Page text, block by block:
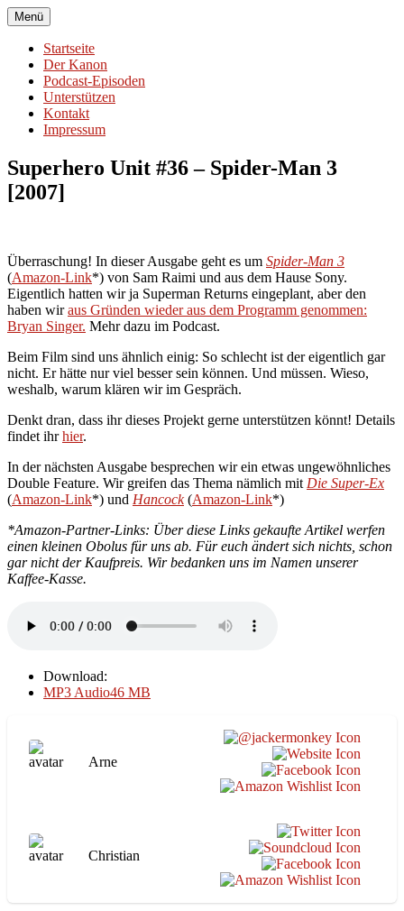
Zum
Inhalt
springen
Superhero Unit
Auf der Suche nach dem Superhelden-Genre
Menü
Startseite
Der Kanon
Podcast-Episoden
Unterstützen
Kontakt
Impressum
Superhero Unit #36 – Spider-Man 3
[2007]
Überraschung! In dieser Ausgabe geht es um Spider-Man 3
(Amazon-Link*) von Sam Raimi und aus dem Hause Sony.
Eigentlich hatten wir ja Superman Returns eingeplant, aber den
haben wiraus Gründen wieder aus dem Programm genommen:
Bryan Singer. Mehr dazu im Podcast.
Beim Film sind uns ähnlich einig: So schlecht ist der eigentlich gar
nicht. Er hätte nur viel besser sein können. Und müssen. Wieso,
weshalb, warum klären wir im Gespräch.
Denkt dran, dass ihr dieses Projekt gerne unterstützen könnt! Details
findet ihrhier.
In der nächsten Ausgabe besprechen wir ein etwas ungewöhnliches
Double Feature. Wir greifen das Thema nämlich mit Die Super-Ex
(Amazon-Link*) und Hancock(Amazon-Link*)
*Amazon-Partner-Links: Über diese Links gekaufte Artikel werfen
einen kleinen Obolus für uns ab. Für euch ändert sich nichts, schon
gar nicht der Kaufpreis. Wir bedanken uns im Namen unserer
Kaffee-Kasse.
Download:
MP3 Audio46 MB
Arne
Christian